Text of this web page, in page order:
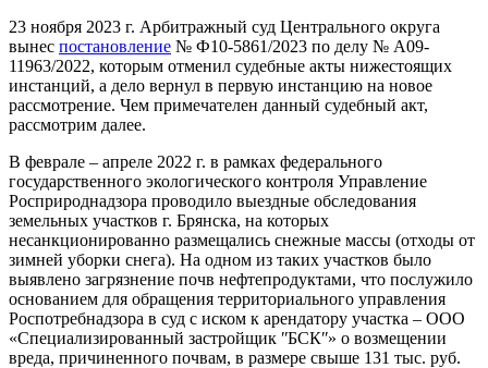
23 ноября 2023 г. Арбитражный суд Центрального округа
вынес постановление № Ф10-5861/2023 по делу № А09-
11963/2022, которым отменил судебные акты нижестоящих
инстанций, а дело вернул в первую инстанцию на новое
рассмотрение. Чем примечателен данный судебный акт,
рассмотрим далее.
В феврале – апреле 2022 г. в рамках федерального
государственного экологического контроля Управление
Росприроднадзора проводило выездные обследования
земельных участков г. Брянска, на которых
несанкционированно размещались снежные массы (отходы от
зимней уборки снега). На одном из таких участков было
выявлено загрязнение почв нефтепродуктами, что послужило
основанием для обращения территориального управления
Роспотребнадзора в суд с иском к арендатору участка – ООО
«Специализированный застройщик ʺБСКʺ» о возмещении
вреда, причиненного почвам, в размере свыше 131 тыс. руб.